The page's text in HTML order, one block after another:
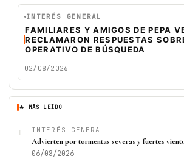
INTERÉS GENERAL
FAMILIARES Y AMIGOS DE PEPA
RECLAMARON RESPUESTAS
OPERATIVO DE BÚSQUEDA
02/08/2026
🔥 MÁS LEÍDO
1 INTERÉS GENERAL
Advierten por tormentas severas y fuertes
06/08/2026